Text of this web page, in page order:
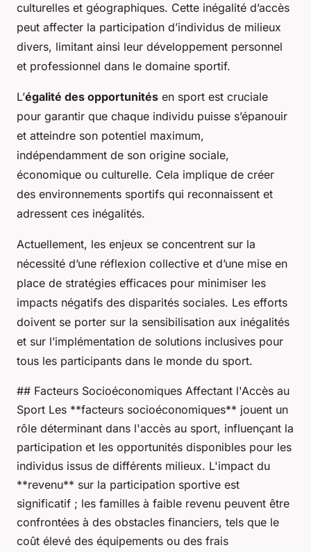
culturelles et géographiques. Cette inégalité d’accès
peut affecter la participation d’individus de milieux
divers, limitant ainsi leur développement personnel
et professionnel dans le domaine sportif.
L’égalité des opportunités en sport est cruciale
pour garantir que chaque individu puisse s’épanouir
et atteindre son potentiel maximum,
indépendamment de son origine sociale,
économique ou culturelle. Cela implique de créer
des environnements sportifs qui reconnaissent et
adressent ces inégalités.
Actuellement, les enjeux se concentrent sur la
nécessité d’une réflexion collective et d’une mise en
place de stratégies efficaces pour minimiser les
impacts négatifs des disparités sociales. Les efforts
doivent se porter sur la sensibilisation aux inégalités
et sur l’implémentation de solutions inclusives pour
tous les participants dans le monde du sport.
## Facteurs Socioéconomiques Affectant l'Accès au
Sport Les **facteurs socioéconomiques** jouent un
rôle déterminant dans l'accès au sport, influençant la
participation et les opportunités disponibles pour les
individus issus de différents milieux. L'impact du
**revenu** sur la participation sportive est
significatif ; les familles à faible revenu peuvent être
confrontées à des obstacles financiers, tels que le
coût élevé des équipements ou des frais